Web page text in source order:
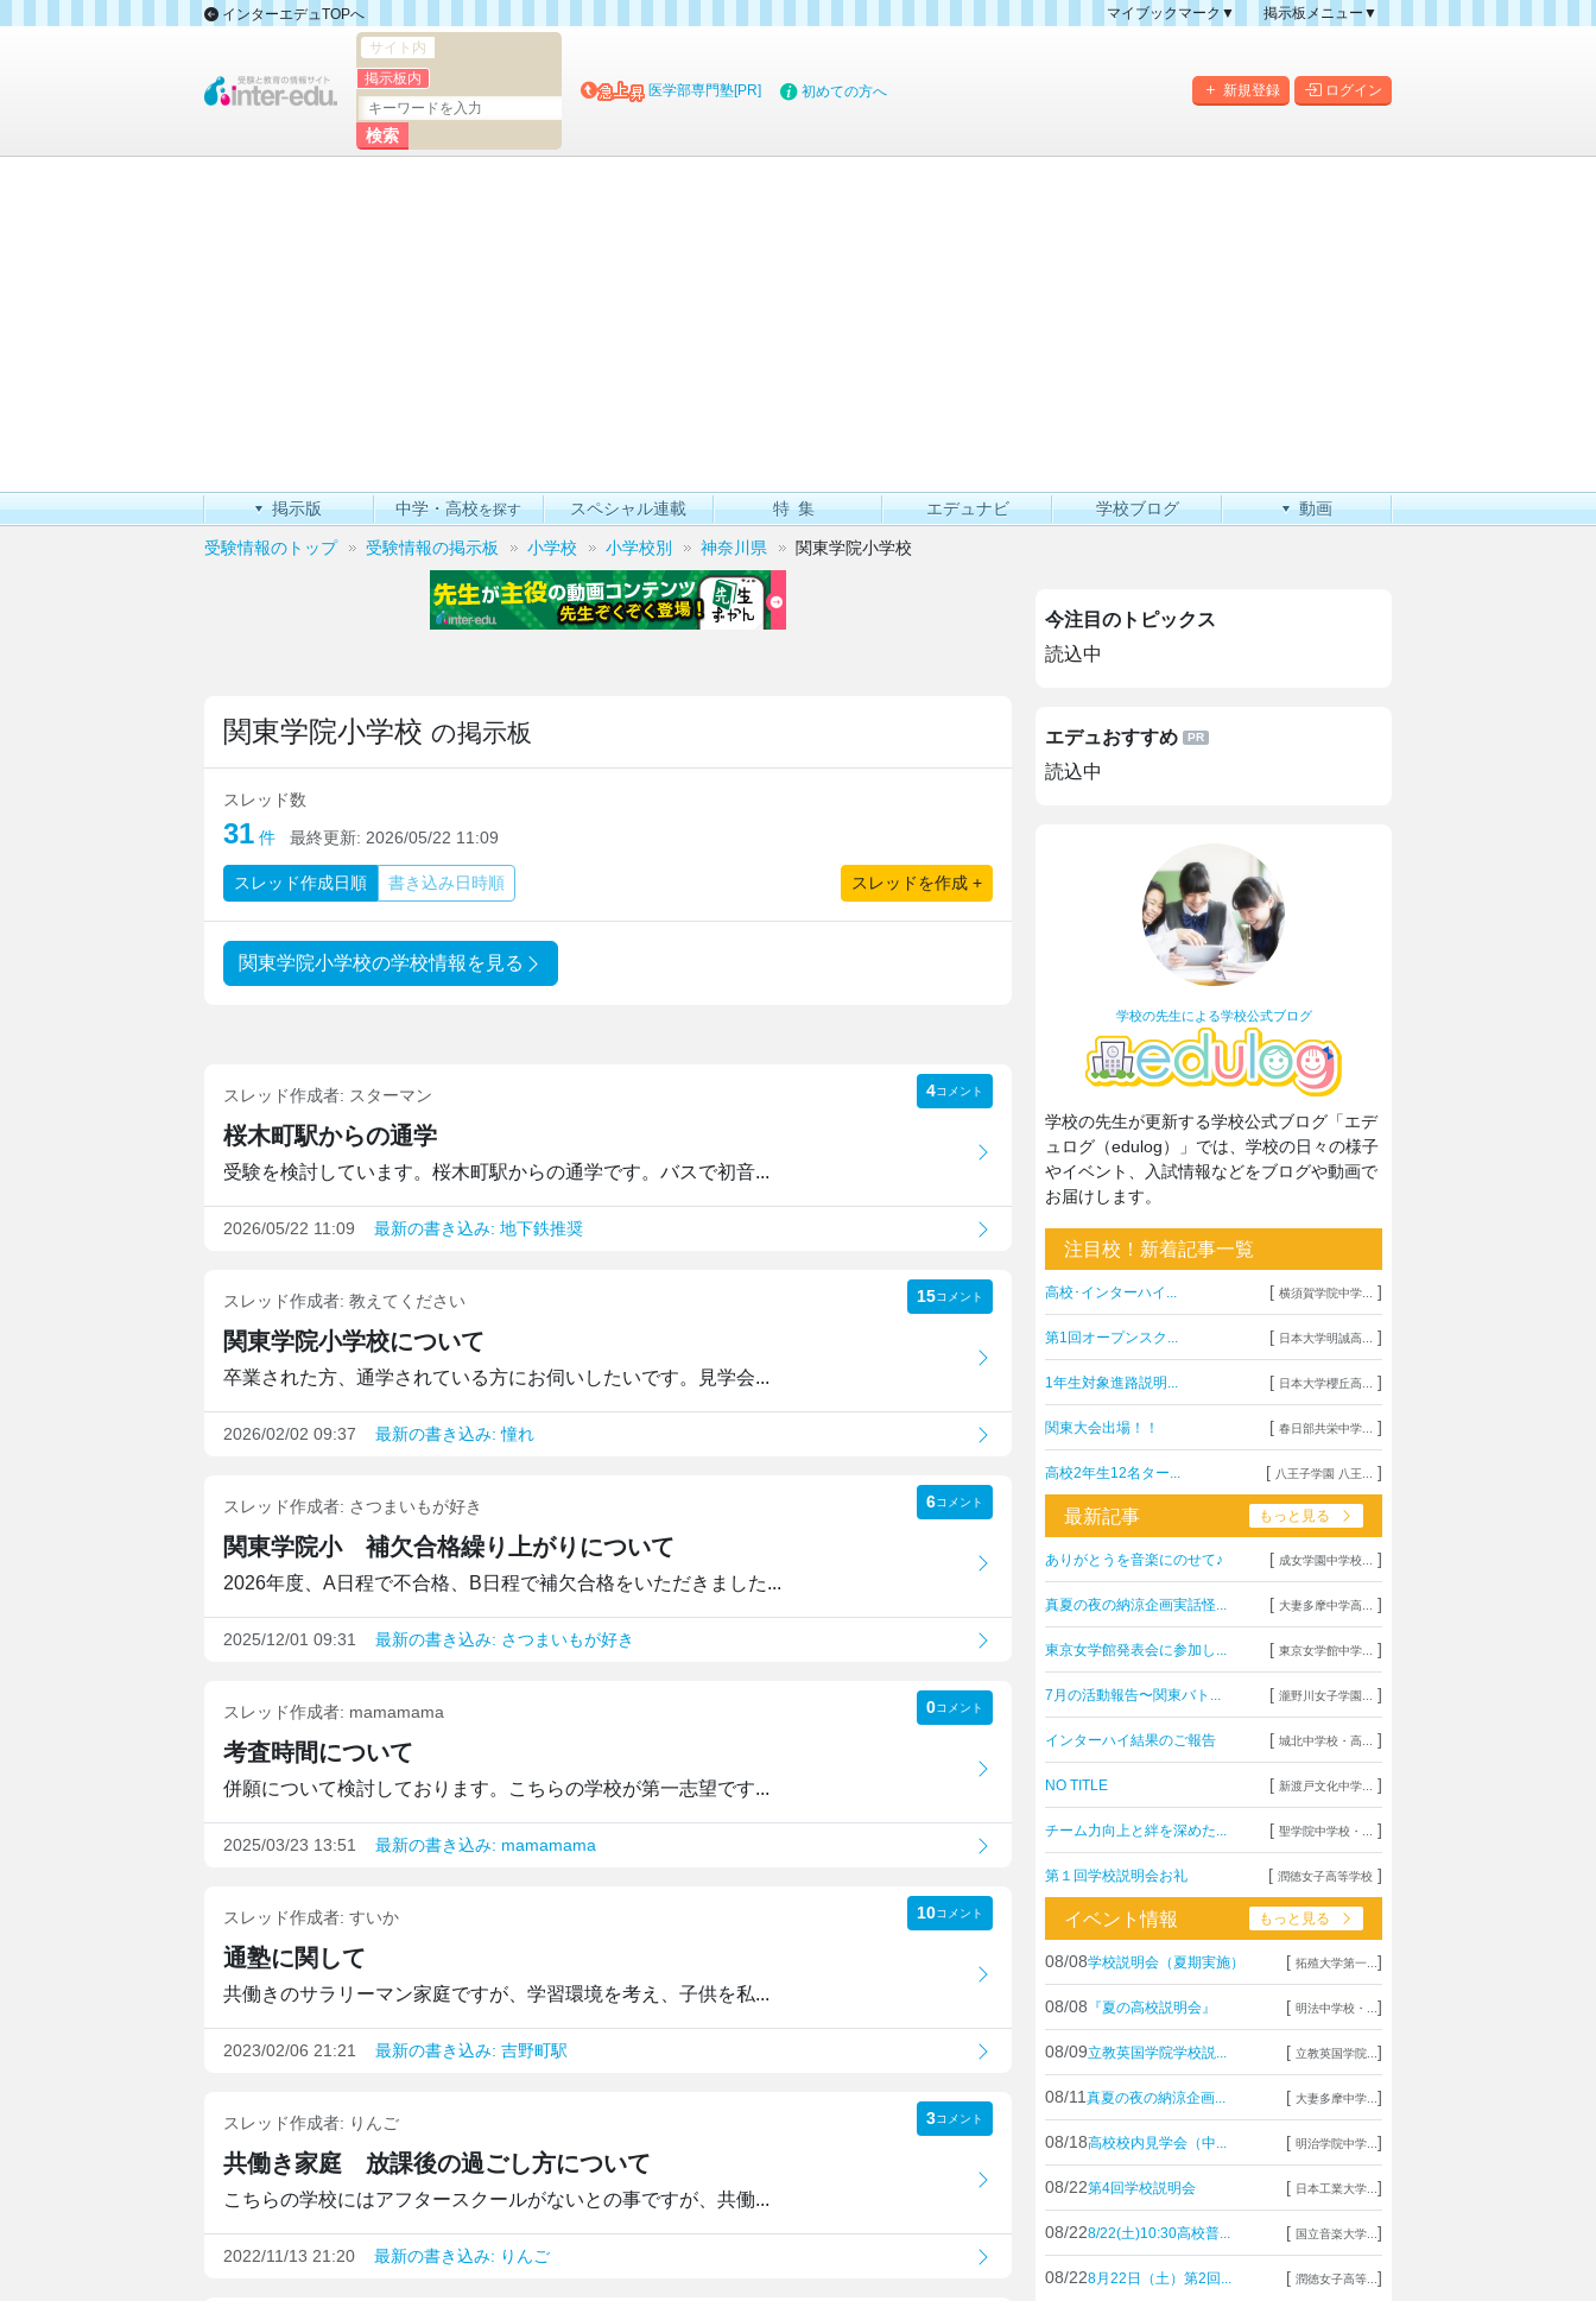
インターエデュTOPへ
マイブックマーク▼
掲示板メニュー▼
掲示板マップ
新規登録 ログイン
サイト内
掲示板内
医学部専門塾[PR] 初めての方へ
掲示版 中学・高校を探す スペシャル連載 特集 エデュナビ 学校ブログ 動画
受験情報のトップ 受験情報の掲示板 小学校 小学校別 神奈川県 関東学院小学校
関東学院小学校 の掲示板
スレッド数
31 件 最終更新: 2026/05/22 11:09
スレッド作成日順 書き込み日時順 スレッドを作成 +
関東学院小学校の学校情報を見る
スレッド作成者: スターマン 4コメント
桜木町駅からの通学
受験を検討しています。桜木町駅からの通学です。バスで初音...
2026/05/22 11:09 最新の書き込み: 地下鉄推奨
スレッド作成者: 教えてください 15コメント
関東学院小学校について
卒業された方、通学されている方にお伺いしたいです。見学会...
2026/02/02 09:37 最新の書き込み: 憧れ
スレッド作成者: さつまいもが好き 6コメント
関東学院小 補欠合格繰り上がりについて
2026年度、A日程で不合格、B日程で補欠合格をいただきました...
2025/12/01 09:31 最新の書き込み: さつまいもが好き
スレッド作成者: mamamama 0コメント
考査時間について
併願について検討しております。こちらの学校が第一志望です...
2025/03/23 13:51 最新の書き込み: mamamama
スレッド作成者: すいか 10コメント
通塾に関して
共働きのサラリーマン家庭ですが、学習環境を考え、子供を私...
2023/02/06 21:21 最新の書き込み: 吉野町駅
スレッド作成者: りんご 3コメント
共働き家庭 放課後の過ごし方について
こちらの学校にはアフタースクールがないとの事ですが、共働...
2022/11/13 21:20 最新の書き込み: りんご
今注目のトピックス
読込中
エデュおすすめ
読込中
学校の先生による学校公式ブログ
学校の先生が更新する学校公式ブログ「エデ
ュログ（edulog）」では、学校の日々の様子
やイベント、入試情報などをブログや動画で
お届けします。
注目校！新着記事一覧
高校･インターハイ... [ 横須賀学院中学... ]
第1回オープンスク... [ 日本大学明誠高... ]
1年生対象進路説明... [ 日本大学櫻丘高... ]
関東大会出場！！ [ 春日部共栄中学... ]
高校2年生12名ター... [ 八王子学園 八王... ]
最新記事 もっと見る
ありがとうを音楽にのせて♪ [ 成女学園中学校... ]
真夏の夜の納涼企画実話怪... [ 大妻多摩中学高... ]
東京女学館発表会に参加し... [ 東京女学館中学... ]
7月の活動報告〜関東バト... [ 瀧野川女子学園... ]
インターハイ結果のご報告 [ 城北中学校・高... ]
NO TITLE [ 新渡戸文化中学... ]
チーム力向上と絆を深めた... [ 聖学院中学校・... ]
第１回学校説明会お礼 [ 潤徳女子高等学校 ]
イベント情報 もっと見る
08/08学校説明会（夏期実施） [ 拓殖大学第一... ]
08/08 『夏の高校説明会』 [ 明法中学校・... ]
08/09立教英国学院学校説... [ 立教英国学院... ]
08/11 真夏の夜の納涼企画... [ 大妻多摩中学... ]
08/18高校校内見学会（中... [ 明治学院中学... ]
08/22第4回学校説明会 [ 日本工業大学... ]
08/228/22(土)10:30高校普... [ 国立音楽大学... ]
08/228月22日（土）第2回... [ 潤徳女子高等... ]